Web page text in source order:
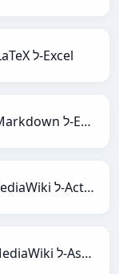
LaTeX ל-Excel
Markdown ל-Excel
MediaWiki ל-ActionScript
MediaWiki ל-AsciiDoc